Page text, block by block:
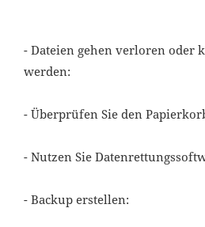
- Dateien gehen verloren oder
werden:
- Überprüfen Sie den
- Nutzen Sie
- Backup erstellen: